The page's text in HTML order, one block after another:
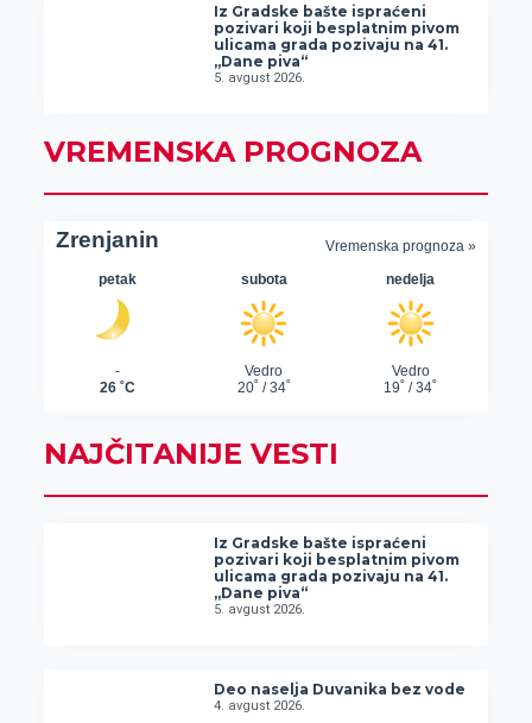
Iz Gradske bašte ispraćeni
pozivari koji besplatnim pivom
ulicama grada pozivaju na 41.
„Dane piva“
5. avgust 2026.
VREMENSKA PROGNOZA
NAJČITANIJE VESTI
Iz Gradske bašte ispraćeni
pozivari koji besplatnim pivom
ulicama grada pozivaju na 41.
„Dane piva“
5. avgust 2026.
Deo naselja Duvanika bez vode
4. avgust 2026.